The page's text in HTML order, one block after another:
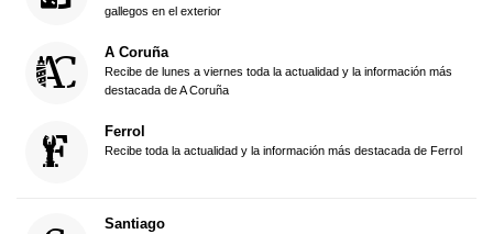
gallegos en el exterior
A Coruña
Recibe de lunes a viernes toda la actualidad y la información más
destacada de A Coruña
Ferrol
Recibe toda la actualidad y la información más destacada de Ferrol
Santiago